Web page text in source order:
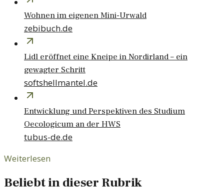
Wohnen im eigenen Mini-Urwald
zebibuch.de
Lidl eröffnet eine Kneipe in Nordirland – ein
gewagter Schritt
softshellmantel.de
Entwicklung und Perspektiven des Studium
Oecologicum an der HWS
tubus-de.de
Weiterlesen
Beliebt in dieser Rubrik